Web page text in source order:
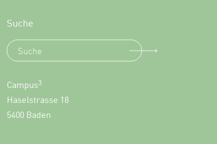
Suche
Campus3
Haselstrasse 18
5400 Baden